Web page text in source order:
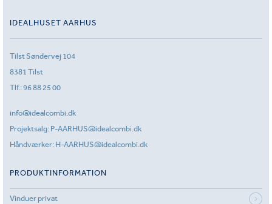
IDEALHUSET AARHUS
Tilst Søndervej 104
8381 Tilst
Tlf.:96 88 25 00
info@idealcombi.dk
Projektsalg: P-AARHUS@idealcombi.dk
Håndværker: H-AARHUS@idealcombi.dk
PRODUKTINFORMATION
Vinduer privat